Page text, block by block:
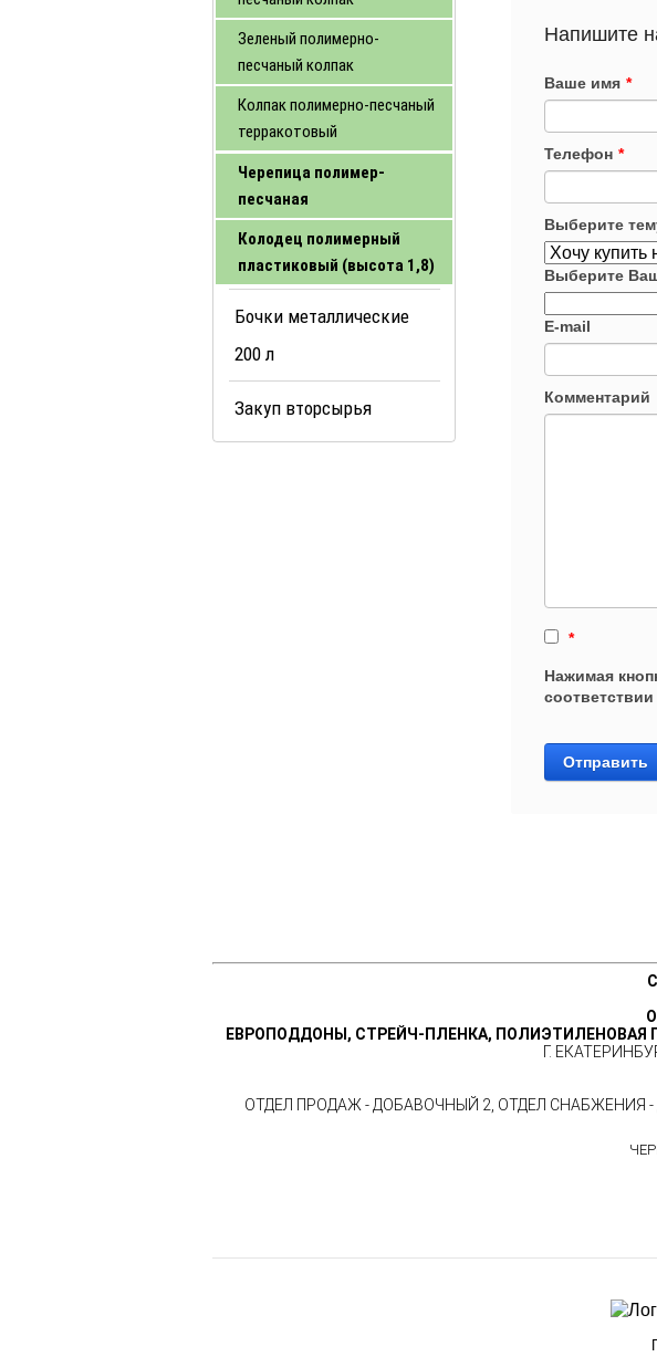
Зеленый полимерно-
песчаный колпак
Колпак полимерно-песчаный
терракотовый
Черепица полимер-
песчаная
Колодец полимерный
пластиковый (высота 1,8)
Бочки металлические
200 л
Закуп вторсырья
Напишите
Ваше имя *
Телефон *
Выберите
Выберите
E-mail
Комментарий
*
Нажимая
соответствии
Отправить
ЕВРОПОДДОНЫ, СТРЕЙЧ-ПЛЕНКА,
Г.
ОТДЕЛ ПРОДАЖ - ДОБАВОЧНЫЙ 2, ОТДЕЛ СНАБЖЕНИЯ